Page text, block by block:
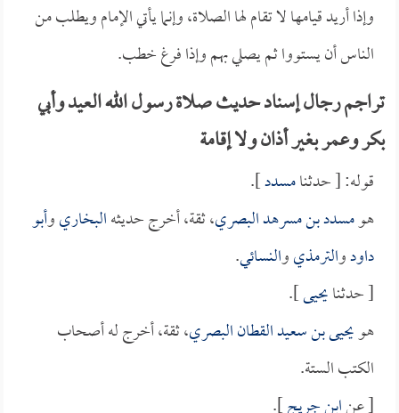
وإذا أريد قيامها لا تقام لها الصلاة، وإنما يأتي الإمام ويطلب من
الناس أن يستووا ثم يصلي بهم وإذا فرغ خطب.
تراجم رجال إسناد حديث صلاة رسول الله العيد وأبي
بكر وعمر بغير أذان ولا إقامة
قوله: [ حدثنامسدد].
هومسدد بن مسرهد البصري، ثقة، أخرج حديثهالبخاريوأبو
داودوالترمذيوالنسائي.
[ حدثنايحيى].
هويحيى بن سعيد القطان البصري، ثقة، أخرج له أصحاب
الكتب الستة.